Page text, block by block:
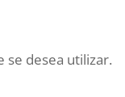
se desea utilizar.